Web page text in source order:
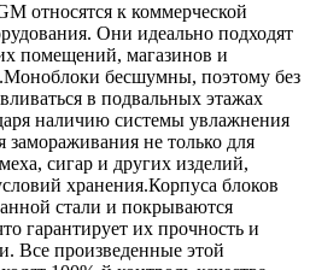
относятся к коммерческой
Они идеально подходят
помещений, магазинов и
бесшумны, поэтому без
в подвальных этажах
наличию системы увлажнения
замораживания не только для
сигар и других изделий,
хранения.Корпуса блоков
стали и покрываются
гарантирует их прочность и
Все произведенные этой